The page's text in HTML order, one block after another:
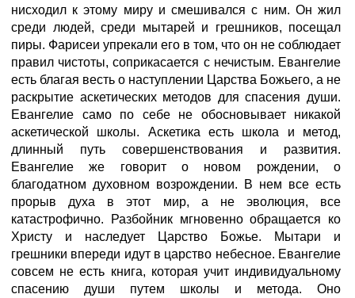
нисходил к этому миру и смешивался с ним. Он жил
среди людей, среди мытарей и грешников, посещал
пиры. Фарисеи упрекали его в том, что он не соблюдает
правил чистоты, соприкасается с нечистым. Евангелие
есть благая весть о наступлении Царства Божьего, а не
раскрытие аскетических методов для спасения души.
Евангелие само по себе не обосновывает никакой
аскетической школы. Аскетика есть школа и метод,
длинный путь совершенствования и развития.
Евангелие же говорит о новом рождении, о
благодатном духовном возрождении. В нем все есть
прорыв духа в этот мир, а не эволюция, все
катастрофично. Разбойник мгновенно обращается ко
Христу и наследует Царство Божье. Мытари и
грешники впереди идут в царство небесное. Евангелие
совсем не есть книга, которая учит индивидуальному
спасению души путем школы и метода. Оно